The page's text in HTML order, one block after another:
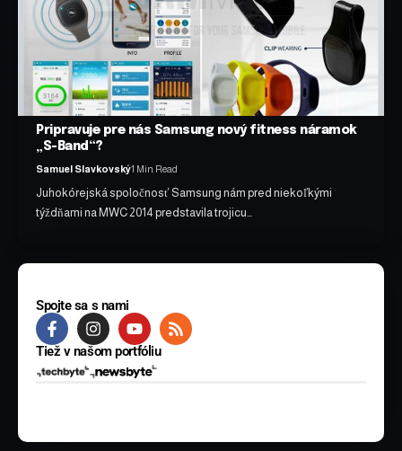
Pripravuje pre nás Samsung nový fitness náramok
„S-Band“?
Samuel Slavkovský1 Min Read
Juhokórejská spoločnosť Samsung nám pred niekoľkými
týždňami na MWC 2014 predstavila trojicu…
Spojte sa s nami
Tiež v našom portfóliu